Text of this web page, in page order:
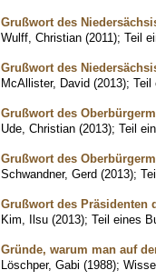
Grußwort des
Wulff, Christian (2011); Teil
Grußwort des
McAllister, David (2013); Teil
Grußwort des
Ude, Christian (2013); Teil
Grußwort des
Schwandner, Gerd (2013);
Grußwort des Präsidenten
Kim, Ilsu (2013); Teil eines
Gründe, warum man auf
Löschper, Gabi (1988);